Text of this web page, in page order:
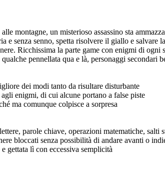
montagne, un misterioso assassino sta
e senza senno, spetta risolvere il giallo e
Ricchissima la parte game con enigmi di
pennellata qua e là, personaggi
dei modi tanto da risultare disturbante
enigmi, di cui alcune portano a false piste
ma comunque colpisce a sorpresa
parole chiave, operazioni matematiche, salti
bloccati senza possibilità di andare avanti o
gettata lì con eccessiva semplicità